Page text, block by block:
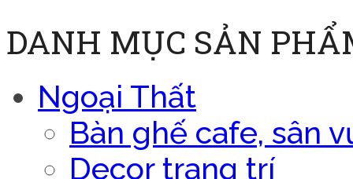
DANH MỤC SẢN
Ngoại Thất
Bàn ghế cafe, sân
Decor trang trí